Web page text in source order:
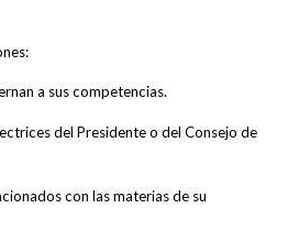
a sus competencias.
del Presidente o del Consejo de
con las materias de su